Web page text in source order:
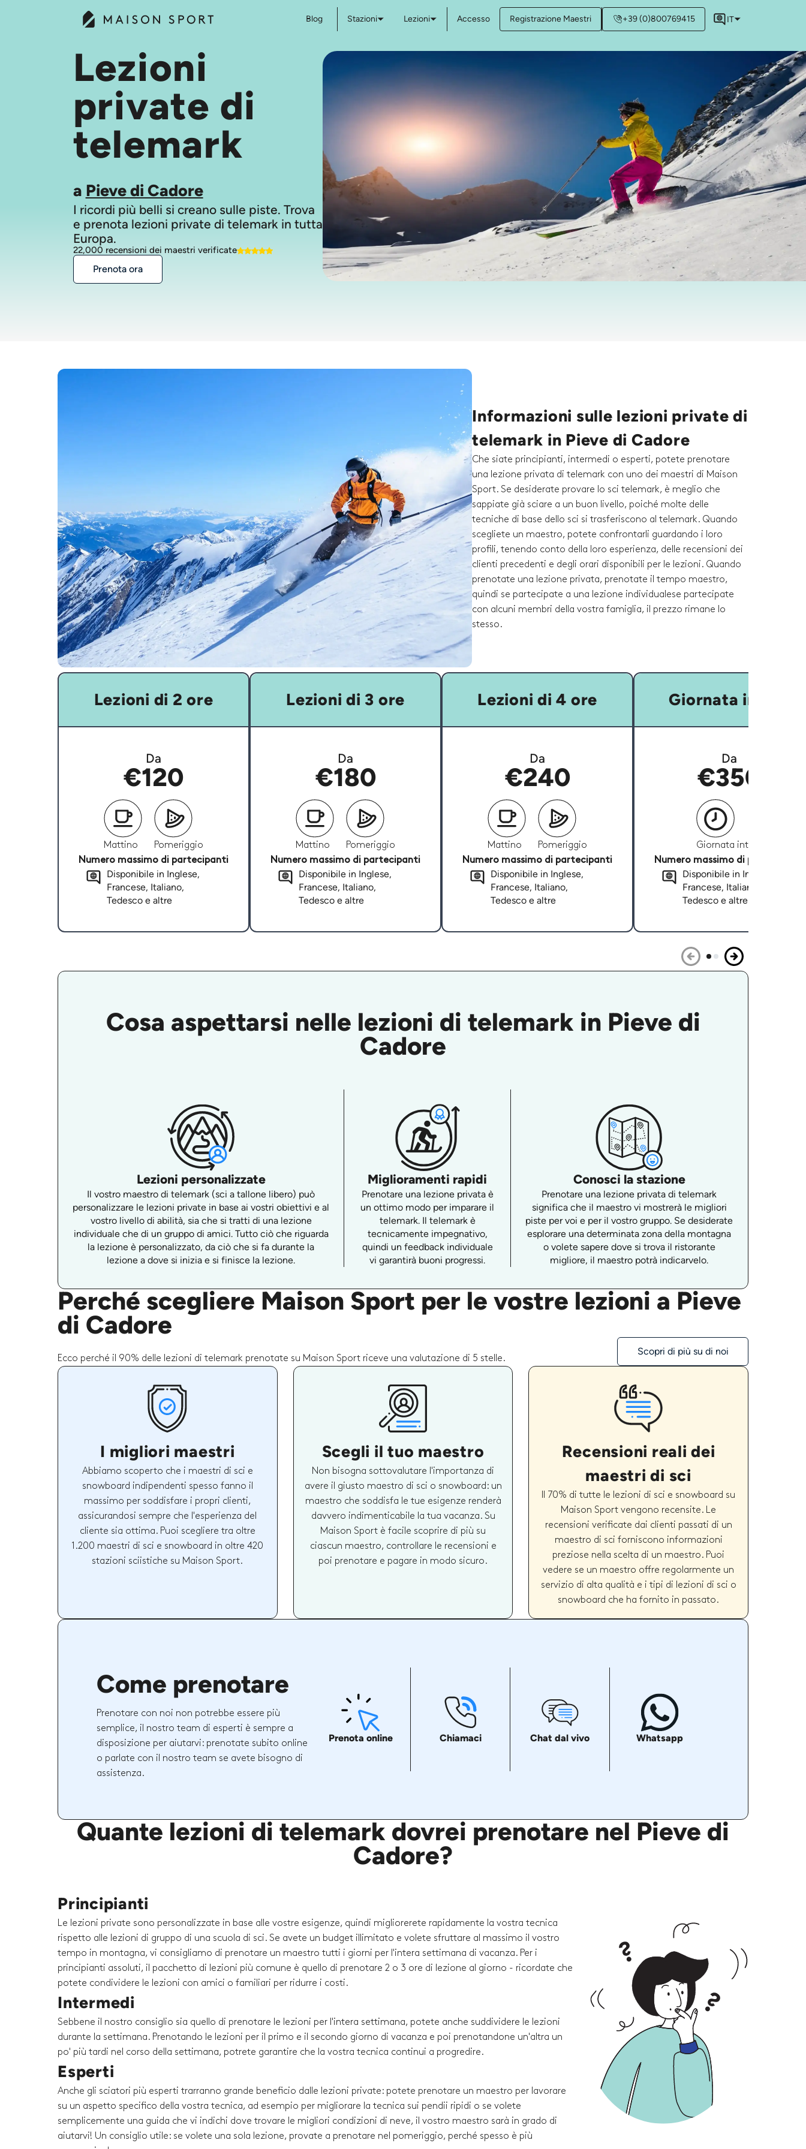
Blog Stazioni Lezioni Accesso Registrazione Maestri +39 (0)800769415 IT
Lezioni
private di
telemark
a Pieve di Cadore
I ricordi più belli si creano sulle piste. Trova
e prenota lezioni private di telemark in tutta
Europa.
22,000 recensioni dei maestri verificate
Prenota ora
Informazioni sulle lezioni private di
telemark in Pieve di Cadore
Che siate principianti, intermedi o esperti, potete prenotare
una lezione privata di telemark con uno dei maestri di Maison
Sport. Se desiderate provare lo sci telemark, è meglio che
sappiate già sciare a un buon livello, poiché molte delle
tecniche di base dello sci si trasferiscono al telemark. Quando
scegliete un maestro, potete confrontarli guardando i loro
profili, tenendo conto della loro esperienza, delle recensioni dei
clienti precedenti e degli orari disponibili per le lezioni. Quando
prenotate una lezione privata, prenotate il tempo maestro,
quindi se partecipate a una lezione individualese partecipate
con alcuni membri della vostra famiglia, il prezzo rimane lo
stesso.
Lezioni di 2 ore
Da
€120
Mattino
Pomeriggio
Numero massimo di partecipanti
Disponibile in Inglese,
Francese, Italiano,
Tedesco e altre
Lezioni di 3 ore
Da
€180
Mattino
Pomeriggio
Numero massimo di partecipanti
Disponibile in Inglese,
Francese, Italiano,
Tedesco e altre
Lezioni di 4 ore
Da
€240
Mattino
Pomeriggio
Numero massimo di partecipanti
Disponibile in Inglese,
Francese, Italiano,
Tedesco e altre
Giornata intera
Da
€350
Giornata intera
Numero massimo di partecipanti
Disponibile in Inglese,
Francese, Italiano,
Tedesco e altre
Cosa aspettarsi nelle lezioni di telemark in Pieve di
Cadore
Lezioni personalizzate
Il vostro maestro di telemark (sci a tallone libero) può
personalizzare le lezioni private in base ai vostri obiettivi e al
vostro livello di abilità, sia che si tratti di una lezione
individuale che di un gruppo di amici. Tutto ciò che riguarda
la lezione è personalizzato, da ciò che si fa durante la
lezione a dove si inizia e si finisce la lezione.
Miglioramenti rapidi
Prenotare una lezione privata è
un ottimo modo per imparare il
telemark. Il telemark è
tecnicamente impegnativo,
quindi un feedback individuale
vi garantirà buoni progressi.
Conosci la stazione
Prenotare una lezione privata di telemark
significa che il maestro vi mostrerà le migliori
piste per voi e per il vostro gruppo. Se desiderate
esplorare una determinata zona della montagna
o volete sapere dove si trova il ristorante
migliore, il maestro potrà indicarvelo.
Perché scegliere Maison Sport per le vostre lezioni a Pieve
di Cadore
Ecco perché il 90% delle lezioni di telemark prenotate su Maison Sport riceve una valutazione di 5 stelle.
Scopri di più su di noi
I migliori maestri
Abbiamo scoperto che i maestri di sci e
snowboard indipendenti spesso fanno il
massimo per soddisfare i propri clienti,
assicurandosi sempre che l'esperienza del
cliente sia ottima. Puoi scegliere tra oltre
1.200 maestri di sci e snowboard in oltre 420
stazioni sciistiche su Maison Sport.
Scegli il tuo maestro
Non bisogna sottovalutare l'importanza di
avere il giusto maestro di sci o snowboard: un
maestro che soddisfa le tue esigenze renderà
davvero indimenticabile la tua vacanza. Su
Maison Sport è facile scoprire di più su
ciascun maestro, controllare le recensioni e
poi prenotare e pagare in modo sicuro.
Recensioni reali dei
maestri di sci
Il 70% di tutte le lezioni di sci e snowboard su
Maison Sport vengono recensite. Le
recensioni verificate dai clienti passati di un
maestro di sci forniscono informazioni
preziose nella scelta di un maestro. Puoi
vedere se un maestro offre regolarmente un
servizio di alta qualità e i tipi di lezioni di sci o
snowboard che ha fornito in passato.
Come prenotare
Prenotare con noi non potrebbe essere più
semplice, il nostro team di esperti è sempre a
disposizione per aiutarvi: prenotate subito online
o parlate con il nostro team se avete bisogno di
assistenza.
Prenota online Chiamaci Chat dal vivo Whatsapp
Quante lezioni di telemark dovrei prenotare nel Pieve di
Cadore?
Principianti
Le lezioni private sono personalizzate in base alle vostre esigenze, quindi migliorerete rapidamente la vostra tecnica
rispetto alle lezioni di gruppo di una scuola di sci. Se avete un budget illimitato e volete sfruttare al massimo il vostro
tempo in montagna, vi consigliamo di prenotare un maestro tutti i giorni per l'intera settimana di vacanza. Per i
principianti assoluti, il pacchetto di lezioni più comune è quello di prenotare 2 o 3 ore di lezione al giorno - ricordate che
potete condividere le lezioni con amici o familiari per ridurre i costi.
Intermedi
Sebbene il nostro consiglio sia quello di prenotare le lezioni per l'intera settimana, potete anche suddividere le lezioni
durante la settimana. Prenotando le lezioni per il primo e il secondo giorno di vacanza e poi prenotandone un'altra un
po' più tardi nel corso della settimana, potrete garantire che la vostra tecnica continui a progredire.
Esperti
Anche gli sciatori più esperti trarranno grande beneficio dalle lezioni private: potete prenotare un maestro per lavorare
su un aspetto specifico della vostra tecnica, ad esempio per migliorare la tecnica sui pendii ripidi o se volete
semplicemente una guida che vi indichi dove trovare le migliori condizioni di neve, il vostro maestro sarà in grado di
aiutarvi! Un consiglio utile: se volete una sola lezione, provate a prenotare nel pomeriggio, perché spesso è più